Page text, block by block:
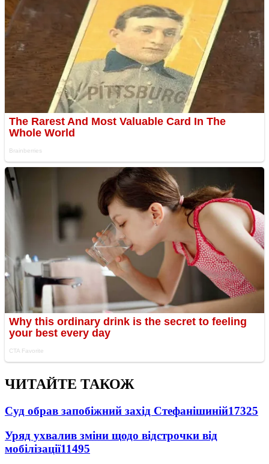
ЧИТАЙТЕ ТАКОЖ
Суд обрав запобіжний захід Стефанішиній17325
Уряд ухвалив зміни щодо відстрочки від
мобілізації11495